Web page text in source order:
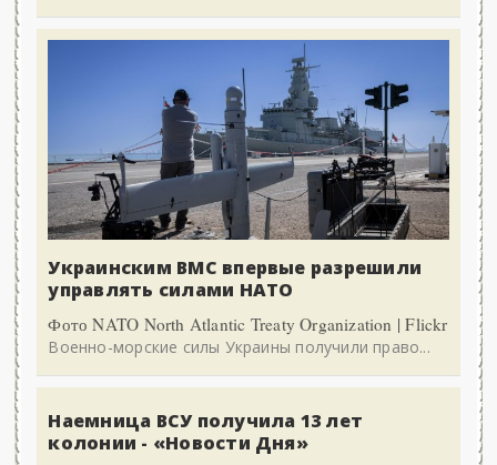
Украинским ВМС впервые разрешили
управлять силами НАТО
Фото NATO North Atlantic Treaty Organization | Flickr
Военно-морские силы Украины получили право...
Наемница ВСУ получила 13 лет
колонии - «Новости Дня»